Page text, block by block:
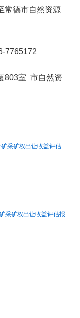
常德市自然资源
7765172
803室 市自然资
采矿权出让收益评估
采矿权出让收益评估报